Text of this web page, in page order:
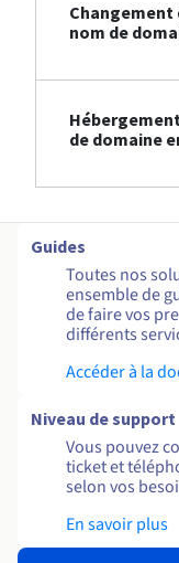
nom de
de domaine
Guides
Toutes nos
ensemble de
de faire vos
différents
Accéder à la
Niveau de support
Vous pouvez
ticket et
selon vos
En savoir plus